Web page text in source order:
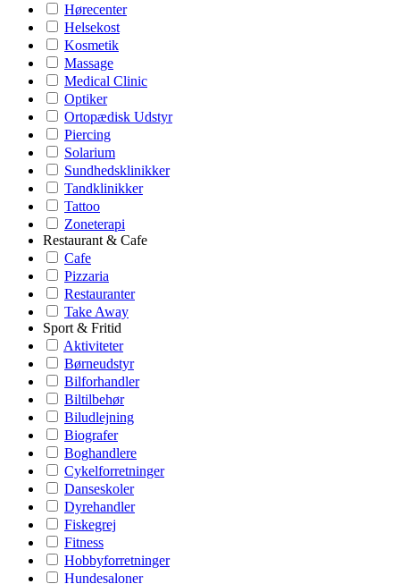
Hørecenter
Helsekost
Kosmetik
Massage
Medical Clinic
Optiker
Ortopædisk Udstyr
Piercing
Solarium
Sundhedsklinikker
Tandklinikker
Tattoo
Zoneterapi
Restaurant & Cafe
Cafe
Pizzaria
Restauranter
Take Away
Sport & Fritid
Aktiviteter
Børneudstyr
Bilforhandler
Biltilbehør
Biludlejning
Biografer
Boghandlere
Cykelforretninger
Danseskoler
Dyrehandler
Fiskegrej
Fitness
Hobbyforretninger
Hundesaloner